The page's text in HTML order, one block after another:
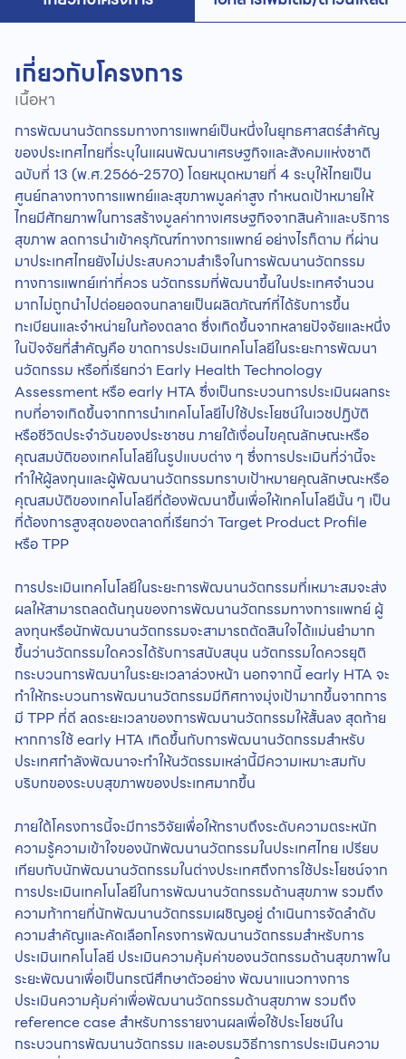
เกี่ยวกับโครงการ
เนื้อหา
การพัฒนานวัตกรรมทางการแพทย์เป็นหนึ่งในยุทธศาสตร์สำคัญ
ของประเทศไทยที่ระบุในแผนพัฒนาเศรษฐกิจและสังคมแห่งชาติ
ฉบับที่ 13 (พ.ศ.2566-2570) โดยหมุดหมายที่ 4 ระบุให้ไทยเป็น
ศูนย์กลางทางการแพทย์และสุขภาพมูลค่าสูง กำหนดเป้าหมายให้
ไทยมีศักยภาพในการสร้างมูลค่าทางเศรษฐกิจจากสินค้าและบริการ
สุขภาพ ลดการนำเข้าครุภัณฑ์ทางการแพทย์ อย่างไรก็ตาม ที่ผ่าน
มาประเทศไทยยังไม่ประสบความสำเร็จในการพัฒนานวัตกรรม
ทางการแพทย์เท่าที่ควร นวัตกรรมที่พัฒนาขึ้นในประเทศจำนวน
มากไม่ถูกนำไปต่อยอดจนกลายเป็นผลิตภัณฑ์ที่ได้รับการขึ้น
ทะเบียนและจำหน่ายในท้องตลาด ซึ่งเกิดขึ้นจากหลายปัจจัยและหนึ่ง
ในปัจจัยที่สำคัญคือ ขาดการประเมินเทคโนโลยีในระยะการพัฒนา
นวัตกรรม หรือที่เรียกว่า Early Health Technology
Assessment หรือ early HTA ซึ่งเป็นกระบวนการประเมินผลกระ
ทบที่อาจเกิดขึ้นจากการนำเทคโนโลยีไปใช้ประโยชน์ในเวชปฏิบัติ
หรือชีวิตประจำวันของประชาชน ภายใต้เงื่อนไขคุณลักษณะหรือ
คุณสมบัติของเทคโนโลยีในรูปแบบต่าง ๆ ซึ่งการประเมินที่ว่านี้จะ
ทำให้ผู้ลงทุนและผู้พัฒนานวัตกรรมทราบเป้าหมายคุณลักษณะหรือ
คุณสมบัติของเทคโนโลยีที่ต้องพัฒนาขึ้นเพื่อให้เทคโนโลยีนั้น ๆ เป็น
ที่ต้องการสูงสุดของตลาดที่เรียกว่า Target Product Profile
หรือ TPP
การประเมินเทคโนโลยีในระยะการพัฒนานวัตกรรมที่เหมาะสมจะส่ง
ผลให้สามารถลดต้นทุนของการพัฒนานวัตกรรมทางการแพทย์ ผู้
ลงทุนหรือนักพัฒนานวัตกรรมจะสามารถตัดสินใจได้แม่นยำมาก
ขึ้นว่านวัตกรรมใดควรได้รับการสนับสนุน นวัตกรรมใดควรยุติ
กระบวนการพัฒนาในระยะเวลาล่วงหน้า นอกจากนี้ early HTA จะ
ทำให้กระบวนการพัฒนานวัตกรรมมีทิศทางมุ่งเป้ามากขึ้นจากการ
มี TPP ที่ดี ลดระยะเวลาของการพัฒนานวัตกรรมให้สั้นลง สุดท้าย
หากการใช้ early HTA เกิดขึ้นกับการพัฒนานวัตกรรมสำหรับ
ประเทศกำลังพัฒนาจะทำให้นวัตรรมเหล่านี้มีความเหมาะสมกับ
บริบทของระบบสุขภาพของประเทศมากขึ้น
ภายใต้โครงการนี้จะมีการวิจัยเพื่อให้ทราบถึงระดับความตระหนัก
ความรู้ความเข้าใจของนักพัฒนานวัตกรรมในประเทศไทย เปรียบ
เทียบกับนักพัฒนานวัตกรรมในต่างประเทศถึงการใช้ประโยชน์จาก
การประเมินเทคโนโลยีในการพัฒนานวัตกรรมด้านสุขภาพ รวมถึง
ความท้าทายที่นักพัฒนานวัตกรรมเผชิญอยู่ ดำเนินการจัดลำดับ
ความสำคัญและคัดเลือกโครงการพัฒนานวัตกรรมสำหรับการ
ประเมินเทคโนโลยี ประเมินความคุ้มค่าของนวัตกรรมด้านสุขภาพใน
ระยะพัฒนาเพื่อเป็นกรณีศึกษาตัวอย่าง พัฒนาแนวทางการ
ประเมินความคุ้มค่าเพื่อพัฒนานวัตกรรมด้านสุขภาพ รวมถึง
reference case สำหรับการรายงานผลเพื่อใช้ประโยชน์ใน
กระบวนการพัฒนานวัตกรรม และอบรมวิธีการการประเมินความ